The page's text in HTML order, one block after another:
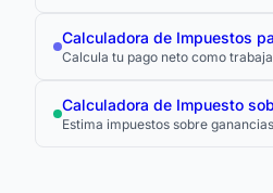
Calculadora de Impuestos
Calcula tu pago neto como
Calculadora de Impuesto
Estima impuestos sobre